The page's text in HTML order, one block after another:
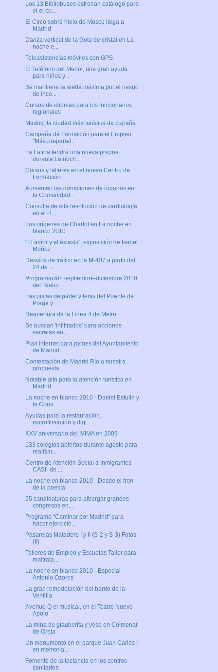
Los 13 Bibliobuses estrenan catálogo para
el el cu...
El Circo sobre hielo de Moscú llega a
Madrid
Danza vertical de la Gota de cristal en La
noche e...
Teleasistencias móviles con GPS
El Teléfono del Menor, una gran ayuda
para niños y...
Se mantiene la alerta máxima por el riesgo
de ince...
Cursos de idiomas para los funcionarios
regionales
Madrid, la ciudad más turística de España
Campaña de Formación para el Empleo:
"Más preparad...
La Latina tendrá una nueva piscina
durante La noch...
Cursos y talleres en el nuevo Centro de
Formación ...
Aumentan las donaciones de órganos en
la Comunidad...
Consulta de alta resolución de cardiología
en el H...
Los orígenes de Charlot en La noche en
blanco 2010
"El amor y el éxtasis", exposición de Isabel
Muñoz
Desvíos de tráfico en la M-407 a partir del
24 de ...
Programación septiembre-diciembre 2010
del Teatro ...
Las pistas de pádel y tenis del Puente de
Praga y ...
Reapertura de la Línea 4 de Metro
Se buscan 'infiltrados' para acciones
secretas en ...
Plan Internet para pymes del Ayuntamiento
de Madrid
Contestación de Madrid Río a nuestra
propuesta
Notable alto para la atención turística en
Madrid
La noche en blanco 2010 - Daniel Estulin y
la Cons...
Ayudas para la restauración,
microfilmación y digi...
XXV aniversario del IVIMA en 2009
133 colegios abiertos durante agosto para
realizar...
Centro de Atención Social a Inmigrantes -
CASI- de ...
La noche en blanco 2010 - Desde el tren
de la poesía
55 candidaturas para albergar grandes
congresos en...
Programa "Caminar por Madrid" para
hacer ejercicio...
Pasarelas Matadero I y II (S-2 y S-3) Fotos
(II)
Talleres de Empleo y Escuelas Taller para
maltrata...
La noche en blanco 2010 - Especial
Antonio Ozores
La gran remodelación del barrio de la
Ventilla
Avenue Q el musical, en el Teatro Nuevo
Apolo
La mina de glauberita y yeso en Colmenar
de Oreja
Un monumento en el parque Juan Carlos I
en memoria...
Fomento de la lactancia en los centros
sanitarios